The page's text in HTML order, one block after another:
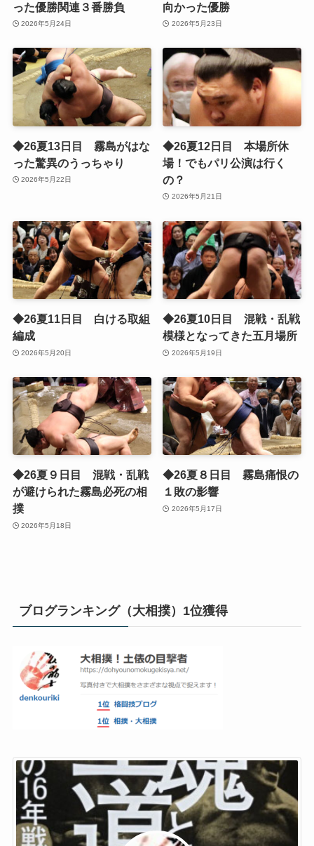
った優勝関連３番勝負
2026年5月24日
向かった優勝
2026年5月23日
◆26夏13日目 霧島がはな
った驚異のうっちゃり
2026年5月22日
◆26夏12日目 本場所休
場！でもパリ公演は行く
の？
2026年5月21日
◆26夏11日目 白ける取組
編成
2026年5月20日
◆26夏10日目 混戦・乱戦
模様となってきた五月場所
2026年5月19日
◆26夏９日目 混戦・乱戦
が避けられた霧島必死の相
撲
2026年5月18日
◆26夏８日目 霧島痛恨の
１敗の影響
2026年5月17日
ブログランキング（大相撲）1位獲得